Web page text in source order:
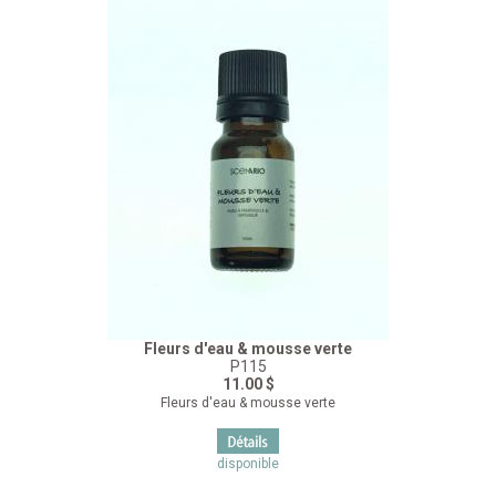
Fleurs d'eau & mousse verte
P115
11.00 $
Fleurs d'eau & mousse verte
disponible